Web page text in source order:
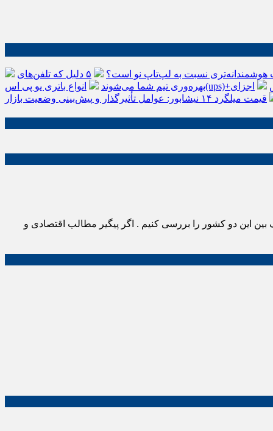
هوشمندانه‌تری نسبت به لپ‌تاپ نو است؟
۵ دلیل که تلفن‌های IP سیسکو باعث افزایش
بهره‌وری تیم شما می‌شوند
اجزای
قیمت میلگرد ۱۴ نیشابور: عوامل تأثیرگذار و پیش‌بینی وضعیت بازار
بین این دو کشور را بررسی کنیم . اگر پیگیر مطالب اقتصادی و